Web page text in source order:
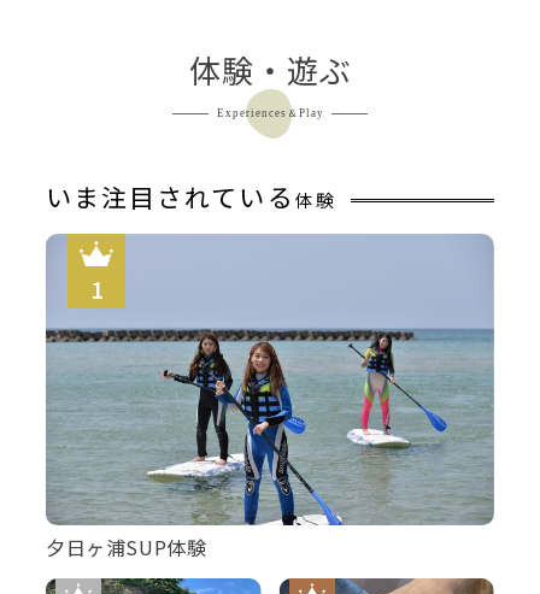
体験・遊ぶ
Experiences＆Play
いま注目されている 体験
夕日ヶ浦SUP体験